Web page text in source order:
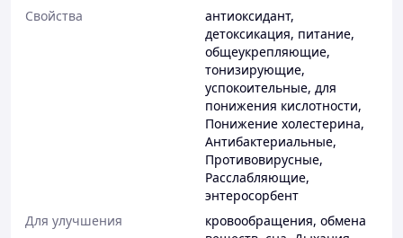
Свойства
антиоксидант,
детоксикация, питание,
общеукрепляющие,
тонизирующие,
успокоительные, для
понижения кислотности,
Понижение холестерина,
Антибактериальные,
Противовирусные,
Расслабляющие,
энтеросорбент
Для улучшения
кровообращения, обмена